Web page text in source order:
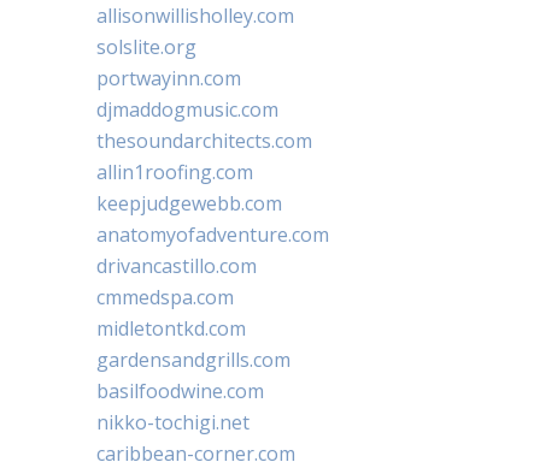
allisonwillisholley.com
solslite.org
portwayinn.com
djmaddogmusic.com
thesoundarchitects.com
allin1roofing.com
keepjudgewebb.com
anatomyofadventure.com
drivancastillo.com
cmmedspa.com
midletontkd.com
gardensandgrills.com
basilfoodwine.com
nikko-tochigi.net
caribbean-corner.com